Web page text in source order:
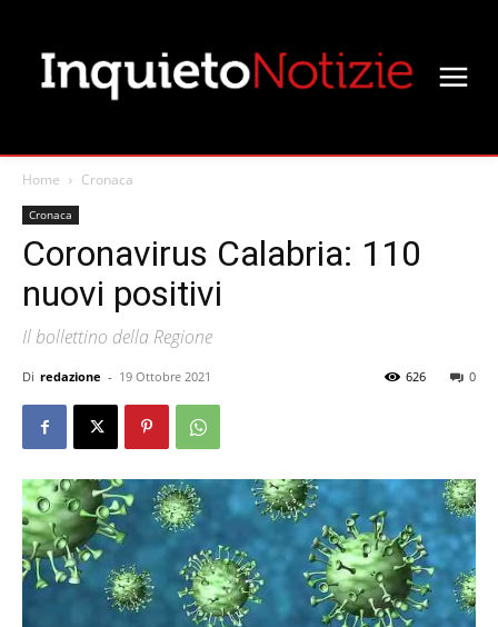
Home Cronaca
Cronaca
Coronavirus Calabria: 110
nuovi positivi
Il bollettino della Regione
Di redazione - 19 Ottobre 2021 0
626